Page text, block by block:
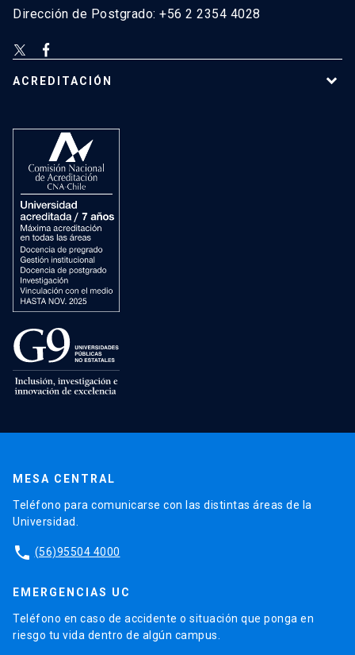
Dirección de Postgrado: +56 2 2354 4028
ACREDITACIÓN
MESA CENTRAL
Teléfono para comunicarse con las distintas áreas de la
Universidad.
phone (56)95504 4000
EMERGENCIAS UC
Teléfono en caso de accidente o situación que ponga en
riesgo tu vida dentro de algún campus.